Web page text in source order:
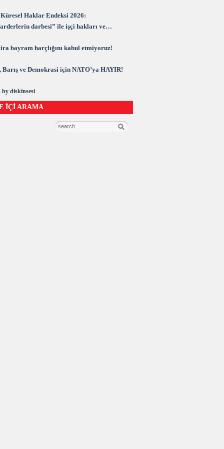
Haklar Endeksi 2026:
darbesi” ile işçi hakları ve
bayram harçlığını kabul etmiyoruz!
Barış ve Demokrasi için NATO’ya HAYIR!
by diskinsesi
İÇİ ARAMA